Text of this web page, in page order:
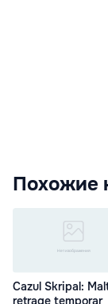
Похожие
Cazul Skripal:
retrage temporar